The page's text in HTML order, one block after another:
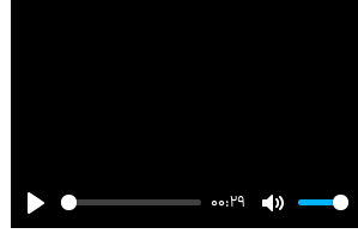
Play
00:29
Mute